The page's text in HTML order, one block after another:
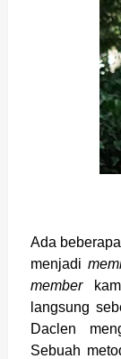
Ada
menjadi
member
langsung
Daclen
Sebuah